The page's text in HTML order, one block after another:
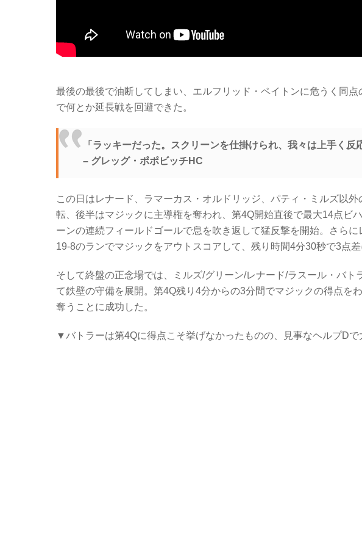
最後の最後で油断してしまい、エルフリッド・ペイトンに危うく同
で何とか延長戦を回避できた。
「ラッキーだった。スクリーンを仕掛けられ、我々は上手く反
– グレッグ・ポポビッチHC
この日はレナード、ラマーカス・オルドリッジ、パティ・ミルズ以
転、後半はマジックに主導権を奪われ、第4Q開始直後で最大14点ビ
ーンの連続フィールドゴールで息を吹き返して猛反撃を開始。さらに
19-8のランでマジックをアウトスコアして、残り時間4分30秒で3点差
そして終盤の正念場では、ミルズ/グリーン/レナード/ラスール・バト
て鉄壁の守備を展開。第4Q残り4分からの3分間でマジックの得点を
奪うことに成功した。
▼バトラーは第4Qに得点こそ挙げなかったものの、見事なヘルプDで